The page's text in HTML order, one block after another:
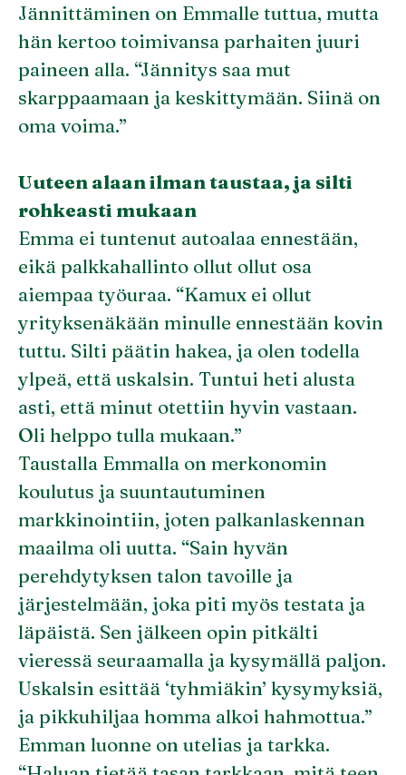
Jännittäminen on Emmalle tuttua, mutta
hän kertoo toimivansa parhaiten juuri
paineen alla. “Jännitys saa mut
skarppaamaan ja keskittymään. Siinä on
oma voima.”
Uuteen alaan ilman taustaa, ja silti
rohkeasti mukaan
Emma ei tuntenut autoalaa ennestään,
eikä palkkahallinto ollut ollut osa
aiempaa työuraa. “Kamux ei ollut
yrityksenäkään minulle ennestään kovin
tuttu. Silti päätin hakea, ja olen todella
ylpeä, että uskalsin. Tuntui heti alusta
asti, että minut otettiin hyvin vastaan.
Oli helppo tulla mukaan.”
Taustalla Emmalla on merkonomin
koulutus ja suuntautuminen
markkinointiin, joten palkanlaskennan
maailma oli uutta. “Sain hyvän
perehdytyksen talon tavoille ja
järjestelmään, joka piti myös testata ja
läpäistä. Sen jälkeen opin pitkälti
vieressä seuraamalla ja kysymällä paljon.
Uskalsin esittää ‘tyhmiäkin’ kysymyksiä,
ja pikkuhiljaa homma alkoi hahmottua.”
Emman luonne on utelias ja tarkka.